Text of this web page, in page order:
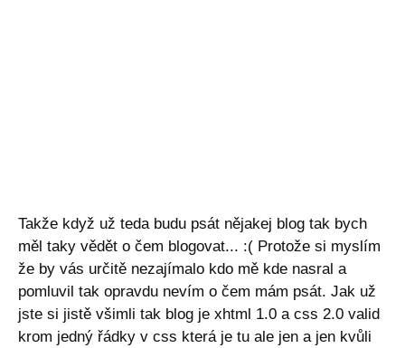
Takže když už teda budu psát nějakej blog tak bych
měl taky vědět o čem blogovat... :( Protože si myslím
že by vás určitě nezajímalo kdo mě kde nasral a
pomluvil tak opravdu nevím o čem mám psát. Jak už
jste si jistě všimli tak blog je xhtml 1.0 a css 2.0 valid
krom jedný řádky v css která je tu ale jen a jen kvůli